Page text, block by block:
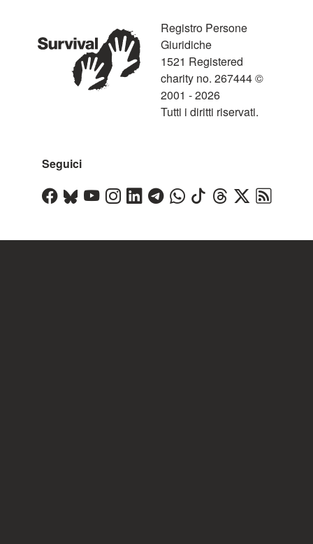
Seguici
Registro Persone
Giuridiche
1521 Registered
charity no. 267444 ©
2001 - 2026
Tutti i diritti riservati.